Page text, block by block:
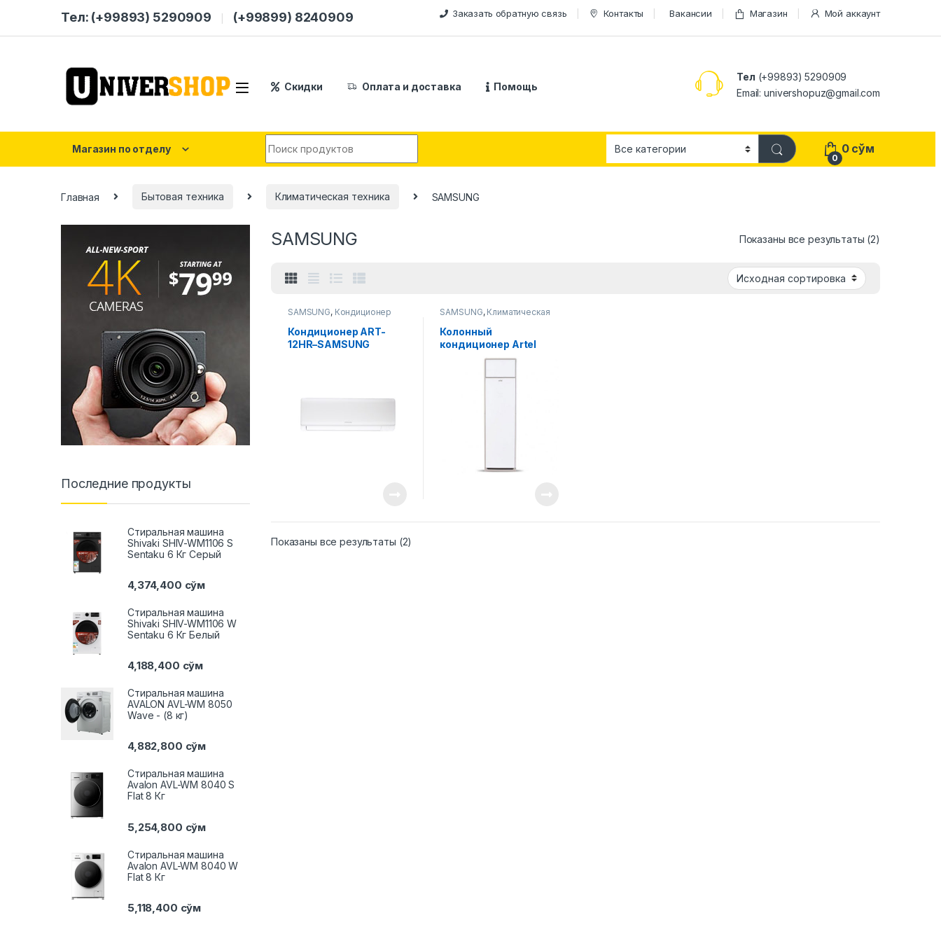
Тел: (+99893) 5290909 (+99899) 8240909 Заказать обратную связь Контакты Вакансии Магазин Мой аккаунт
Скидки Оплата и доставка Помощь
Тел (+99893) 5290909
Email: univershopuz@gmail.com
Магазин по отделу
0
0 сўм
Главная Бытовая техника Климатическая техника SAMSUNG
SAMSUNG Показаны все результаты (2)
SAMSUNG, Кондиционер
Кондиционер ART-
12HR–SAMSUNG
SAMSUNG, Климатическая
Колонный
кондиционер Artel
ART-30 FG
Показаны все результаты (2)
Последние продукты
Стиральная машина
Shivaki SHIV-WM1106 S
Sentaku 6 Кг Серый
4,374,400 сўм
Стиральная машина
Shivaki SHIV-WM1106 W
Sentaku 6 Кг Белый
4,188,400 сўм
Стиральная машина
AVALON AVL-WM 8050
Wave - (8 кг)
4,882,800 сўм
Стиральная машина
Avalon AVL-WM 8040 S
Flat 8 Кг
5,254,800 сўм
Стиральная машина
Avalon AVL-WM 8040 W
Flat 8 Кг
5,118,400 сўм